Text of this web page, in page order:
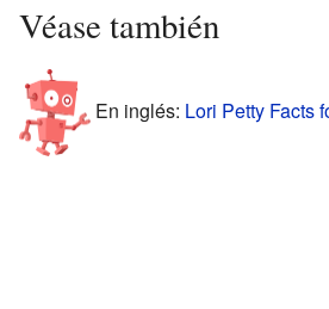
Véase también
En inglés: Lori Petty Facts